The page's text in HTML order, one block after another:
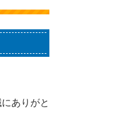
ありがと